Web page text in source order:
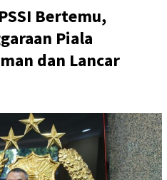
Bertemu,
Piala
dan Lancar